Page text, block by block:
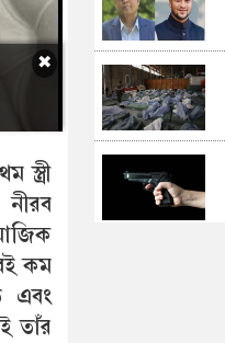
✖
স্ত্রী
কম
এবং
তাঁর